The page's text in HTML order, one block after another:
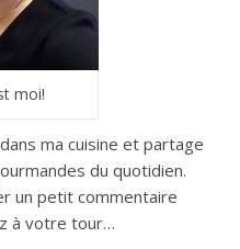
moi!
ma cuisine et partage
du quotidien.
un petit commentaire
à votre tour…